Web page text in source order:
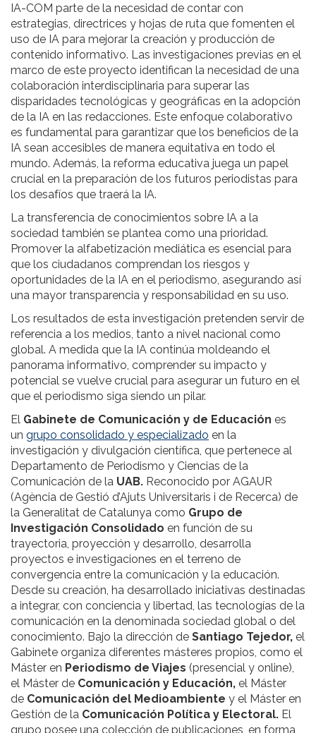
IA-COM parte de la necesidad de contar con
estrategias, directrices y hojas de ruta que fomenten el
uso de IA para mejorar la creación y producción de
contenido informativo. Las investigaciones previas en el
marco de este proyecto identifican la necesidad de una
colaboración interdisciplinaria para superar las
disparidades tecnológicas y geográficas en la adopción
de la IA en las redacciones. Este enfoque colaborativo
es fundamental para garantizar que los beneficios de la
IA sean accesibles de manera equitativa en todo el
mundo. Además, la reforma educativa juega un papel
crucial en la preparación de los futuros periodistas para
los desafíos que traerá la IA.
La transferencia de conocimientos sobre IA a la
sociedad también se plantea como una prioridad.
Promover la alfabetización mediática es esencial para
que los ciudadanos comprendan los riesgos y
oportunidades de la IA en el periodismo, asegurando así
una mayor transparencia y responsabilidad en su uso.
Los resultados de esta investigación pretenden servir de
referencia a los medios, tanto a nivel nacional como
global. A medida que la IA continúa moldeando el
panorama informativo, comprender su impacto y
potencial se vuelve crucial para asegurar un futuro en el
que el periodismo siga siendo un pilar.
El Gabinete de Comunicación y de Educación es
un grupo consolidado y especializado en la
investigación y divulgación científica, que pertenece al
Departamento de Periodismo y Ciencias de la
Comunicación de la UAB. Reconocido por AGAUR
(Agència de Gestió d’Ajuts Universitaris i de Recerca) de
la Generalitat de Catalunya como Grupo de
Investigación Consolidado en función de su
trayectoria, proyección y desarrollo, desarrolla
proyectos e investigaciones en el terreno de
convergencia entre la comunicación y la educación.
Desde su creación, ha desarrollado iniciativas destinadas
a integrar, con conciencia y libertad, las tecnologías de la
comunicación en la denominada sociedad global o del
conocimiento. Bajo la dirección de Santiago Tejedor, el
Gabinete organiza diferentes másteres propios, como el
Máster en Periodismo de Viajes (presencial y online),
el Máster de Comunicación y Educación, el Máster
de Comunicación del Medioambiente y el Máster en
Gestión de la Comunicación Política y Electoral. El
grupo posee una colección de publicaciones, en forma